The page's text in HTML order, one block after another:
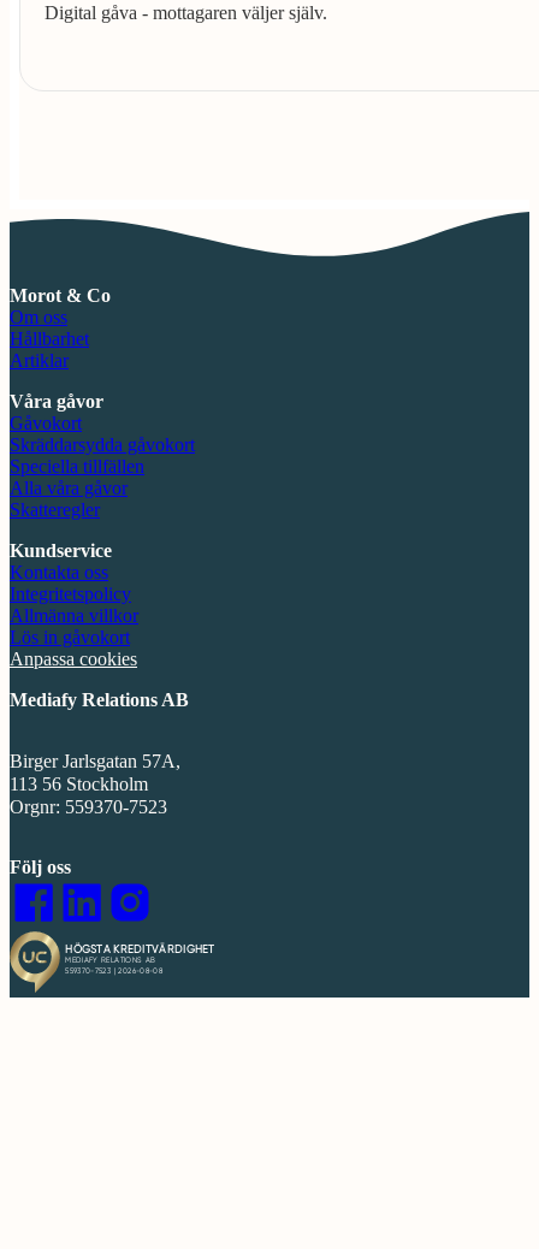
Digital gåva - mottagaren väljer själv.
Morot & Co
Om oss
Hållbarhet
Artiklar
Våra gåvor
Gåvokort
Skräddarsydda gåvokort
Speciella tillfällen
Alla våra gåvor
Skatteregler
Kundservice
Kontakta oss
Integritetspolicy
Allmänna villkor
Lös in gåvokort
Anpassa cookies
Mediafy Relations AB
Birger Jarlsgatan 57A,
113 56 Stockholm
Orgnr: 559370-7523
Följ oss